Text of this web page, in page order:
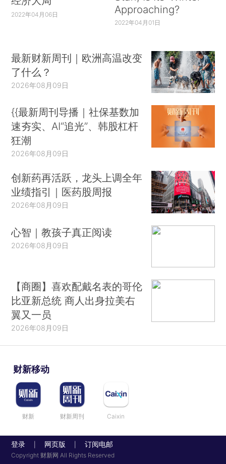
2022年04月06日
Approaching?
2022年04月01日
最新财新周刊｜欧洲高温改变
了什么？
2026年08月09日
{{最新周刊导播｜社保基数加
速夯实、AI“追光”、韩股杠杆
狂潮
2026年08月09日
创新药再活跃，龙头上调全年
业绩指引｜医药股周报
2026年08月09日
心智｜教孩子真正阅读
2026年08月09日
【商圈】喜欢配戴名表的哥伦
比亚新总统 商人出身拉美右
翼又一员
2026年08月09日
财新移动
财新 财新周刊 Caixin
登录 网页版 订阅电邮
Copyright 财新网 All Rights Reserved